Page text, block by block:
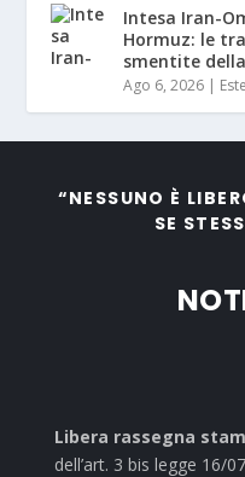
Intesa Iran-
Hormuz: le
smentite
Ago 6, 2026 |
“NESSUNO È
SE
Libera rassegna
dell’art. 3 bis legge 16/